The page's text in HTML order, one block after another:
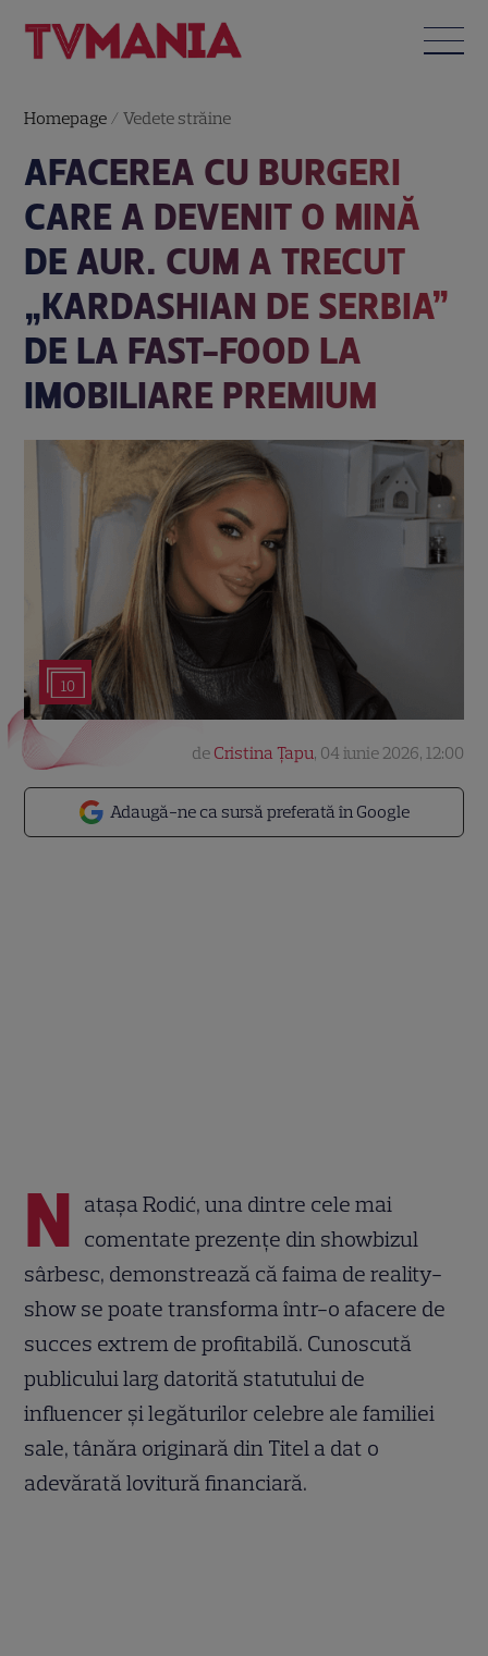
Homepage /Vedete străine
AFACEREA CU BURGERI
CARE A DEVENIT O MINĂ
DE AUR. CUM A TRECUT
„KARDASHIAN DE SERBIA”
DE LA FAST-FOOD LA
IMOBILIARE PREMIUM
10
Adaugă-ne ca sursă preferată în Google
de Cristina Țapu, 04 iunie 2026, 12:00
N atașa Rodić, una dintre cele mai
comentate prezențe din showbizul
sârbesc, demonstrează că faima de reality-
show se poate transforma într-o afacere de
succes extrem de profitabilă. Cunoscută
publicului larg datorită statutului de
influencer și legăturilor celebre ale familiei
sale, tânăra originară din Titel a dat o
adevărată lovitură financiară.